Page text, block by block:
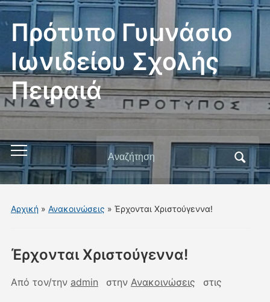
Πρότυπο Γυμνάσιο
Ιωνιδείου Σχολής
Πειραιά
Εναλλαγή
του
μενού
για
Αναζήτηση
για:
Αρχική» Ανακοινώσεις » Έρχονται Χριστούγεννα!
Έρχονται Χριστούγεννα!
Από τον/την admin στην Ανακοινώσεις στις